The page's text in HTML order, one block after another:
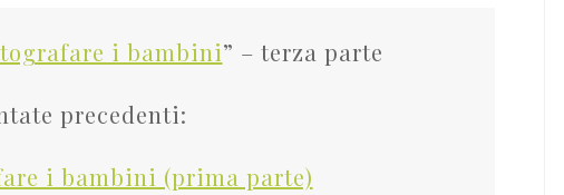
i bambini” – terza parte
precedenti:
i bambini (prima parte)